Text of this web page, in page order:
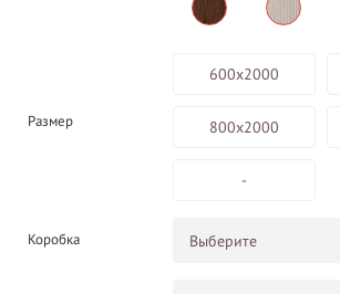
Размер
600х2000
800х2000
-
Коробка